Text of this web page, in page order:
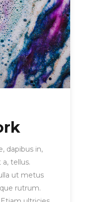
dapibus in,
tellus.
ut metus
rutrum.